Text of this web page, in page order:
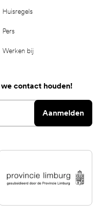
Huisregels
Pers
Werken bij
contact houden!
Aanmelden